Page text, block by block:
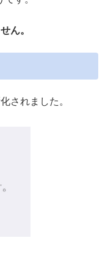
ん。
されました。